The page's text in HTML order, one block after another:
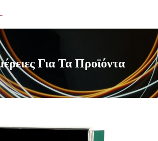
Για Τα Προϊόντα